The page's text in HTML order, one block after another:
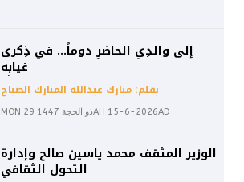
إلى والدِي الحاضرِ دوماً… في ذِكرى
غيابِه
بقلم: مبارك عبدالله المبارك الصباح
MON 29 ذو الحجة 1447AH 15-6-2026AD
الوزير المثقف محمد ياسين صالح وإدارة
التحول الثقافي